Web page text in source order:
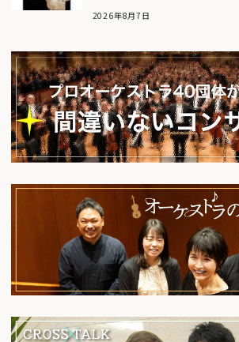
2026年8月7日